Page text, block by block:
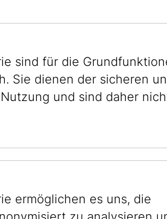
sind für die
Sie dienen der sicheren
und sind daher
ermöglichen es uns, die